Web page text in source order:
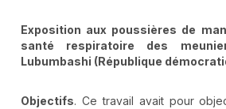
Exposition aux poussières de
santé respiratoire des
Lubumbashi (République
Objectifs. Ce travail avait pour